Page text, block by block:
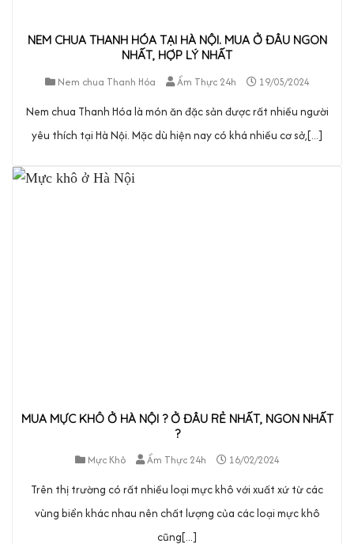
NEM CHUA THANH HÓA TẠI HÀ NỘI. MUA Ở ĐÂU NGON
NHẤT, HỢP LÝ NHẤT
Nem chua Thanh Hóa
Ẩm Thực 24h 19/05/2024
Nem chua Thanh Hóa là món ăn đặc sản được rất nhiều người
yêu thích tại Hà Nội. Mặc dù hiện nay có khá nhiều cơ sở,[...]
MUA MỰC KHÔ Ở HÀ NỘI ? Ở ĐÂU RẺ NHẤT, NGON NHẤT
?
Mực Khô
Ẩm Thực 24h 16/02/2024
Trên thị trường có rất nhiều loại mực khô với xuất xứ từ các
vùng biển khác nhau nên chất lượng của các loại mực khô
cũng[...]